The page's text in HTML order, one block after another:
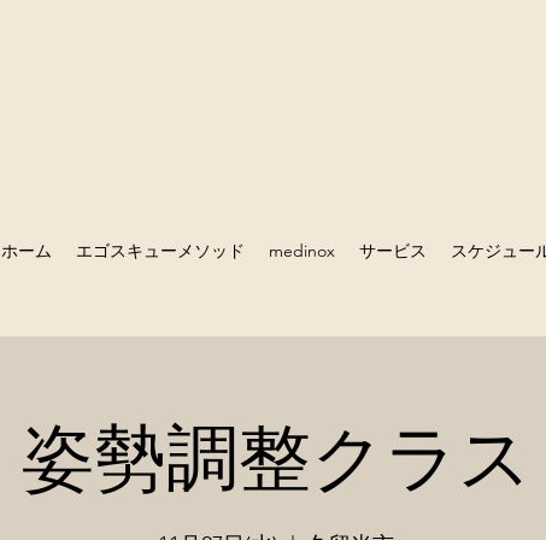
ホーム エゴスキューメソッド medinox サービス スケジュー
姿勢調整クラス